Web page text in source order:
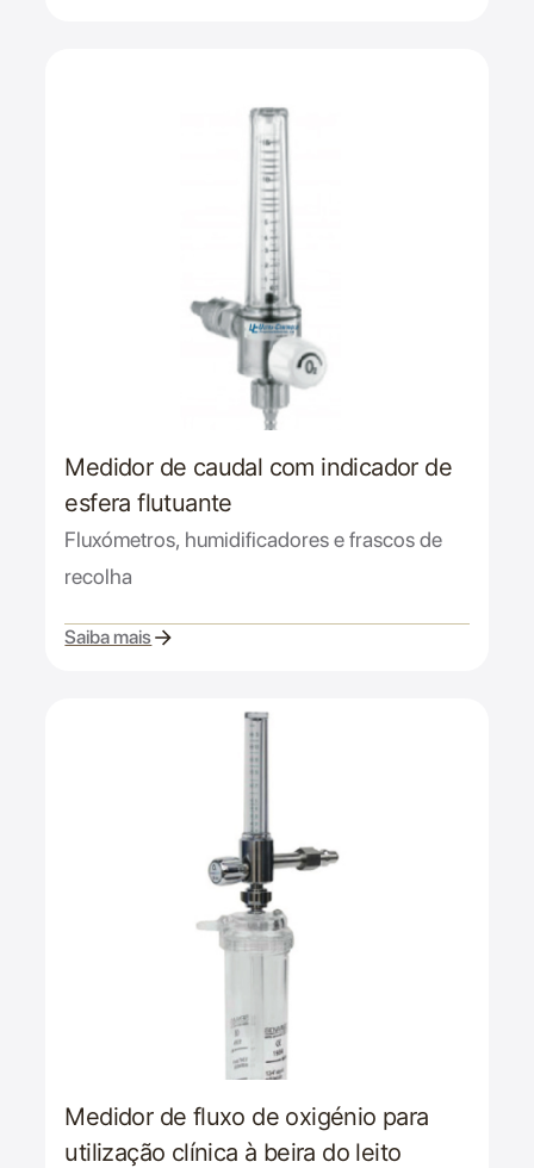
Medidor de caudal com indicador de
esfera flutuante
Fluxómetros, humidificadores e frascos de
recolha
Saiba mais
Medidor de fluxo de oxigénio para
utilização clínica à beira do leito